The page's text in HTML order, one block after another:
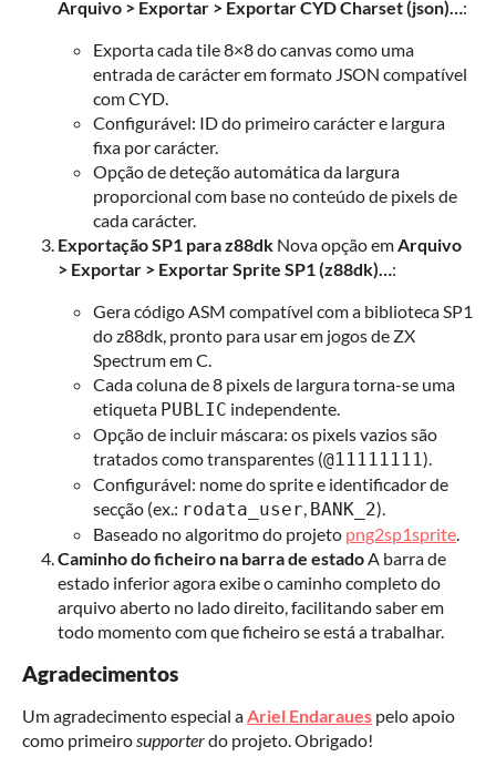
Arquivo > Exportar > Exportar CYD Charset (json)… :
Exporta cada tile 8×8 do canvas como uma
entrada de carácter em formato JSON compatível
com CYD.
Configurável: ID do primeiro carácter e largura
fixa por carácter.
Opção de deteção automática da largura
proporcional com base no conteúdo de pixels de
cada carácter.
Exportação SP1 para z88dk Nova opção em Arquivo
> Exportar > Exportar Sprite SP1 (z88dk)… :
Gera código ASM compatível com a biblioteca SP1
do z88dk, pronto para usar em jogos de ZX
Spectrum em C.
Cada coluna de 8 pixels de largura torna-se uma
etiqueta PUBLIC independente.
Opção de incluir máscara: os pixels vazios são
tratados como transparentes (@11111111).
Configurável: nome do sprite e identificador de
secção (ex.: rodata_user BANK_2).
Baseado no algoritmo do projeto png2sp1sprite
Caminho do ficheiro na barra de estado A barra de
estado inferior agora exibe o caminho completo do
arquivo aberto no lado direito, facilitando saber em
todo momento com que ficheiro se está a trabalhar.
Agradecimentos
Um agradecimento especial a Ariel Endaraues pelo apoio
como primeiro supporterdo projeto. Obrigado!